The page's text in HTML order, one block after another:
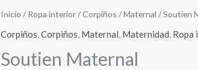
Inicio / Ropa interior/Corpiños /Maternal / Soutien
Corpiños,Corpiños, Maternal, Maternidad, Ropa
Soutien Maternal